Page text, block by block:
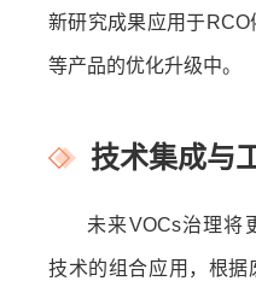
新研究成果应用于RCO
等产品的优化升级中。
技术集成与
未来VOCs治理将
技术的组合应用，根据